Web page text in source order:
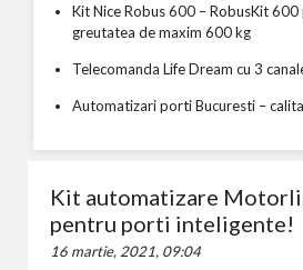
Kit Nice Robus 600 – RobusKit
greutatea de maxim 600 kg
Telecomanda Life Dream cu 3
Automatizari porti Bucuresti –
Kit automatizare
pentru porti inteligente!
16 martie, 2021, 09:04